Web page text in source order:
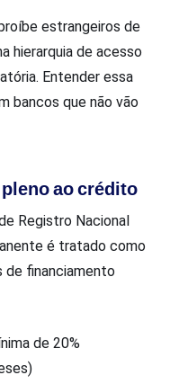
estrangeiros de
hierarquia de acesso
Entender essa
bancos que não vão
ao crédito
Registro Nacional
é tratado como
de financiamento
de 20%